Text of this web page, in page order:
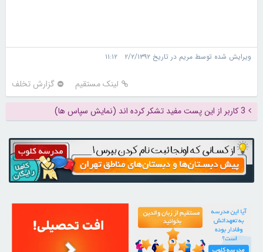
ویرایش شده توسط مریم در تاریخ ۲/۲/۱۳۹۲ ۱۱:۱۲
لینک مستقیم گزارش تخلف
3 کاربر از این پست مفید تشکر کرده اند (نمایش سپاس ها)